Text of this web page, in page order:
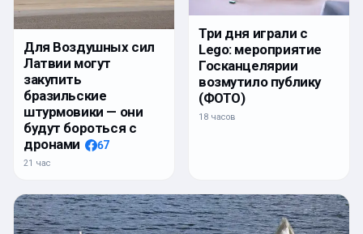
Для Воздушных сил
Латвии могут
закупить
бразильские
штурмовики — они
будут бороться с
дронами
67
21 час
Три дня играли с
Lego: мероприятие
Госканцелярии
возмутило публику
(ФОТО)
18 часов